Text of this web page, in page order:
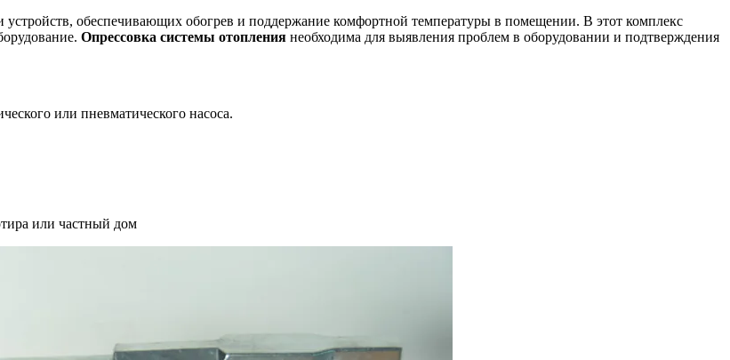
устройств, обеспечивающих обогрев и поддержание комфортной температуры в помещении. В этот комплекс
Опрессовка системы отопления необходима для выявления проблем в оборудовании и подтверждения
или пневматического насоса.
или частный дом